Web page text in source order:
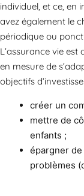
individuel, et ce, en
avez également le
périodique ou
L’assurance vie
en mesure de
objectifs
créer un
mettre de
enfants ;
épargner de
problèmes